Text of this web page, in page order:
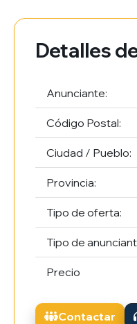
Detalles
Anunciante:
Código Postal:
Ciudad / Pueblo:
Provincia:
Tipo de oferta:
Tipo de
Precio
Contactar